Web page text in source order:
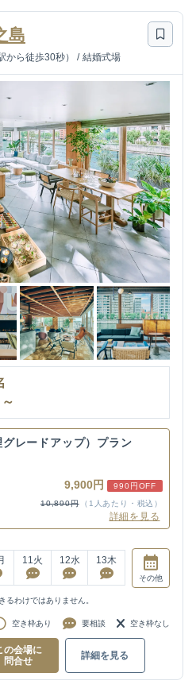
島
から徒歩30秒） / 結婚式場
～
レードアップ）プラン
9,900円
990円OFF
10,890円
（1人あたり・税込）
詳細を見る
11火 12水 13木
その他
るわけではありません。
空き枠あり 要相談 空き枠なし
の会場に
問合せ
詳細を見る